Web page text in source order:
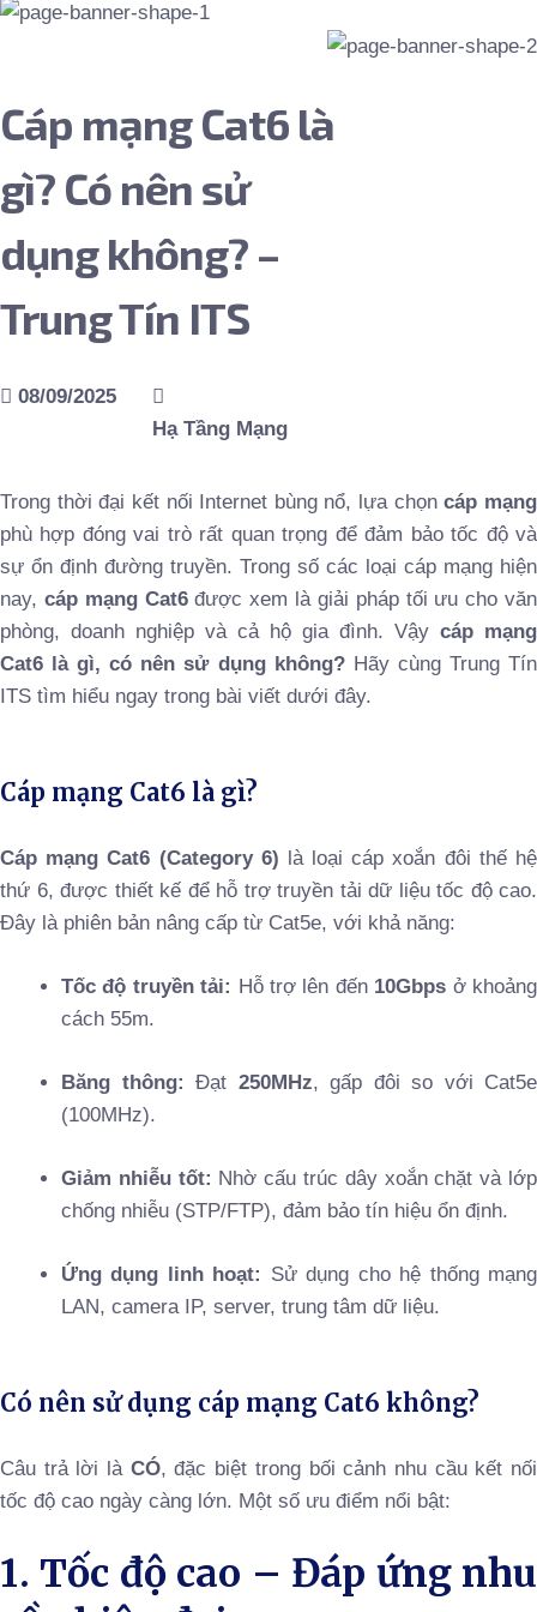
Cáp mạng Cat6 là
gì? Có nên sử
dụng không? –
Trung Tín ITS
08/09/2025
Hạ Tầng Mạng
Trong thời đại kết nối Internet bùng nổ, lựa chọncáp mạng
phù hợp đóng vai trò rất quan trọng để đảm bảo tốc độ và
sự ổn định đường truyền. Trong số các loại cáp mạng hiện
nay, cáp mạng Cat6được xem là giải pháp tối ưu cho văn
phòng, doanh nghiệp và cả hộ gia đình. Vậy cáp mạng
Cat6 là gì, có nên sử dụng không?Hãy cùng Trung Tín
ITS tìm hiểu ngay trong bài viết dưới đây.
Cáp mạng Cat6 là gì?
Cáp mạng Cat6 (Category 6) là loại cáp xoắn đôi thế hệ
thứ 6, được thiết kế để hỗ trợ truyền tải dữ liệu tốc độ cao.
Đây là phiên bản nâng cấp từ Cat5e, với khả năng:
Tốc độ truyền tải: Hỗ trợ lên đến 10Gbps ở khoảng
cách 55m.
Băng thông: Đạt 250MHz, gấp đôi so với Cat5e
(100MHz).
Giảm nhiễu tốt: Nhờ cấu trúc dây xoắn chặt và lớp
chống nhiễu (STP/FTP), đảm bảo tín hiệu ổn định.
Ứng dụng linh hoạt: Sử dụng cho hệ thống mạng
LAN, camera IP, server, trung tâm dữ liệu.
Có nên sử dụng cáp mạng Cat6 không?
Câu trả lời là CÓ, đặc biệt trong bối cảnh nhu cầu kết nối
tốc độ cao ngày càng lớn. Một số ưu điểm nổi bật:
1. Tốc độ cao – Đáp ứng nhu